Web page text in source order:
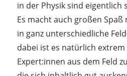
in der Physik sind eigentlich
Es macht auch großen
in ganz unterschiedliche
dabei ist es natürlich
Expert:innen aus dem Feld